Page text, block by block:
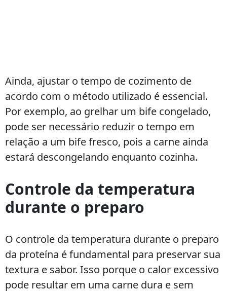
Ainda, ajustar o tempo de cozimento de
acordo com o método utilizado é essencial.
Por exemplo, ao grelhar um bife congelado,
pode ser necessário reduzir o tempo em
relação a um bife fresco, pois a carne ainda
estará descongelando enquanto cozinha.
Controle da temperatura
durante o preparo
O controle da temperatura durante o preparo
da proteína é fundamental para preservar sua
textura e sabor. Isso porque o calor excessivo
pode resultar em uma carne dura e sem